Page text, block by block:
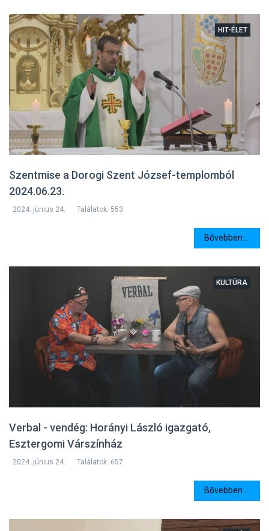
Szentmise a Dorogi Szent József-templomból
2024.06.23.
HIT-ÉLET
2024. június 24. Találatok: 553
Bővebben ...
Verbal - vendég: Horányi László igazgató,
Esztergomi Várszínház
KULTÚRA
2024. június 24. Találatok: 657
Bővebben ...